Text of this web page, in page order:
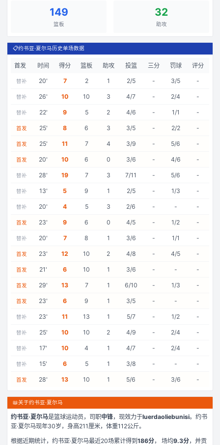
149
篮板
32
助攻
📋约书亚·夏尔马历史单场数据
首发 时间 得分 篮板 助攻 投篮 三分 罚球 评分
替补 20' 7 2 1 2/5 - 3/5 -
替补 26' 10 10 3 4/7 - 2/4 -
替补 22' 9 5 2 4/6 - 1/1 -
首发 25' 8 6 3 3/5 - 2/2 -
首发 25' 11 7 4 3/9 - 5/6 -
首发 20' 10 6 0 3/6 - 4/6 -
替补 28' 19 7 3 7/11 - 5/6 -
替补 13' 5 9 1 2/5 - 1/3 -
替补 20' 4 5 3 2/6 - - -
首发 23' 9 6 0 4/5 - 1/2 -
替补 20' 7 8 1 3/6 - 1/1 -
首发 23' 12 10 2 4/8 - 4/5 -
首发 21' 6 10 1 3/6 - - -
首发 29' 13 7 1 6/10 - 1/3 -
首发 23' 6 9 1 3/5 - - -
替补 23' 11 13 1 5/7 - 1/2 -
替补 25' 10 10 2 4/9 - 2/4 -
替补 17' 10 4 1 4/7 - 2/4 -
替补 15' 6 5 1 3/8 - - -
首发 28' 13 10 1 5/6 - 3/6 -
📖关于约书亚·夏尔马
约书亚·夏尔马是篮球运动员，司职中锋，现效力于luerdaoliebunisi。 约书
亚·夏尔马现年30岁 ，身高211厘米，体重112公斤。
根据近期统计， 约书亚·夏尔马最近20场累计得到186分， 场均9.3分，并贡